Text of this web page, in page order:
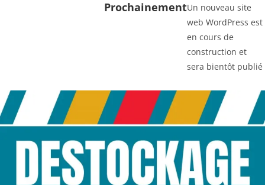
ProchainementUn nouveau site
web WordPress est
en cours de
construction et
sera bientôt publié